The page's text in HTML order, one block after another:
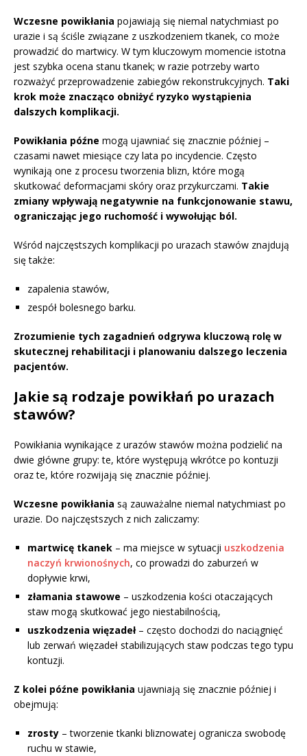
Wczesne powikłania pojawiają się niemal natychmiast po
urazie i są ściśle związane z uszkodzeniem tkanek, co może
prowadzić do martwicy. W tym kluczowym momencie istotna
jest szybka ocena stanu tkanek; w razie potrzeby warto
rozważyć przeprowadzenie zabiegów rekonstrukcyjnych. Taki
krok może znacząco obniżyć ryzyko wystąpienia
dalszych komplikacji.
Powikłania późne mogą ujawniać się znacznie później –
czasami nawet miesiące czy lata po incydencie. Często
wynikają one z procesu tworzenia blizn, które mogą
skutkować deformacjami skóry oraz przykurczami. Takie
zmiany wpływają negatywnie na funkcjonowanie stawu,
ograniczając jego ruchomość i wywołując ból.
Wśród najczęstszych komplikacji po urazach stawów znajdują
się także:
zapalenia stawów,
zespół bolesnego barku.
Zrozumienie tych zagadnień odgrywa kluczową rolę w
skutecznej rehabilitacji i planowaniu dalszego leczenia
pacjentów.
Jakie są rodzaje powikłań po urazach
stawów?
Powikłania wynikające z urazów stawów można podzielić na
dwie główne grupy: te, które występują wkrótce po kontuzji
oraz te, które rozwijają się znacznie później.
Wczesne powikłania są zauważalne niemal natychmiast po
urazie. Do najczęstszych z nich zaliczamy:
martwicę tkanek – ma miejsce w sytuacji uszkodzenia
naczyń krwionośnych, co prowadzi do zaburzeń w
dopływie krwi,
złamania stawowe – uszkodzenia kości otaczających
staw mogą skutkować jego niestabilnością,
uszkodzenia więzadeł– często dochodzi do naciągnięć
lub zerwań więzadeł stabilizujących staw podczas tego typu
kontuzji.
Z kolei późne powikłania ujawniają się znacznie później i
obejmują:
zrosty – tworzenie tkanki bliznowatej ogranicza swobodę
ruchu w stawie,